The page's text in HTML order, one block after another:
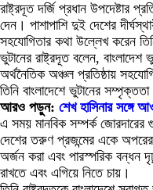
রাষ্ট্রদূত দর্জি প্রধান উপদেষ্টার
দেন। পাশাপাশি দুই দেশের
সহযোগিতার কথা উল্লেখ করেন
ভুটানের রাষ্ট্রদূত বলেন, বাংলাদেশ
অর্থনৈতিক অঞ্চল প্রতিষ্ঠায়
তিনি বাংলাদেশে ভুটানের
আরও পড়ুন: শেখ হাসিনার সঙ্গে
এ সময় মানবিক সম্পর্ক
দেশের তরুণ প্রজন্মের একে
অর্জন করা এবং পারস্পরিক বন্ধন
রাখতে এবং এগিয়ে নিতে চায়।